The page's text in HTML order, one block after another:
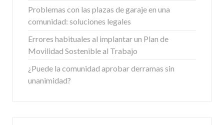
Problemas con las plazas de garaje en una
comunidad: soluciones legales
Errores habituales al implantar un Plan de
Movilidad Sostenible al Trabajo
¿Puede la comunidad aprobar derramas sin
unanimidad?